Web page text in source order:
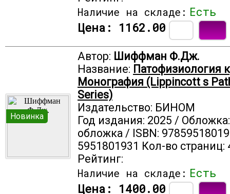
Наличие на складе: Есть
Цена: 1162.00
Новинка
Автор: Шиффман Ф.Дж.
Название: Патофизиология
Монография (Lippincott s
Series)
Издательство: БИНОМ
Год издания: 2025 /
обложка / ISBN:
5951801931 Кол-во страниц:
Рейтинг:
Наличие на складе: Есть
Цена: 1400.00